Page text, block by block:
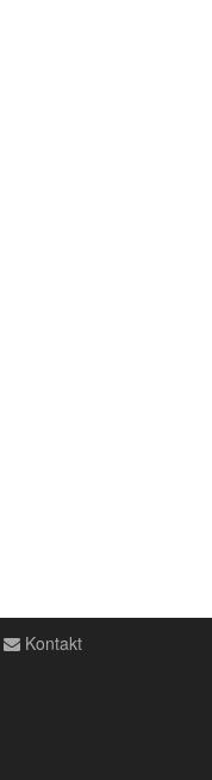
Kontakt